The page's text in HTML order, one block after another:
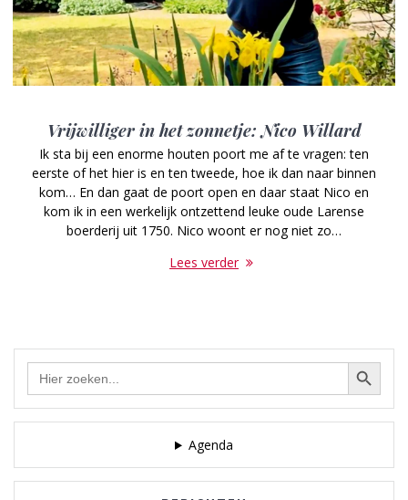
Vrijwilliger in het zonnetje: Nico Willard
Ik sta bij een enorme houten poort me af te vragen: ten
eerste of het hier is en ten tweede, hoe ik dan naar binnen
kom… En dan gaat de poort open en daar staat Nico en
kom ik in een werkelijk ontzettend leuke oude Larense
boerderij uit 1750. Nico woont er nog niet zo…
Lees verder
Zoek Zoekknop
Agenda